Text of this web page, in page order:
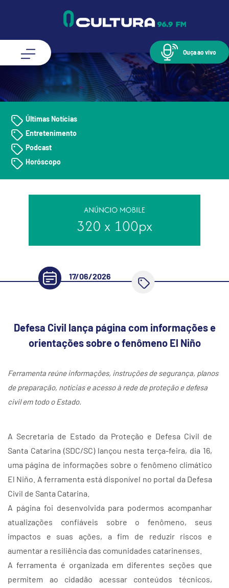
Ouça ao vivo
Últimas Notícias
Entretenimento
Podcast
Horóscopo
17/06/2026
Defesa Civil lança página com informações e
orientações sobre o fenômeno El Niño
Ferramenta reúne informações, instruções de segurança, planos
de preparação, notícias e acesso à rede de proteção e defesa
civil em todo o Estado.
A Secretaria de Estado da Proteção e Defesa Civil de
Santa Catarina (SDC/SC) lançou nesta terça-feira, dia 16,
uma página de informações sobre o fenômeno climático
El Niño. A ferramenta está disponível no portal da Defesa
Civil de Santa Catarina.
A página foi desenvolvida para podermos acompanhar
atualizações confiáveis sobre o fenômeno, seus
impactos e suas ações, a fim de reduzir riscos e
aumentar a resiliência das comunidades catarinenses.
A ferramenta é organizada em diferentes seções que
permitem ao cidadão acessar conteúdos técnicos,